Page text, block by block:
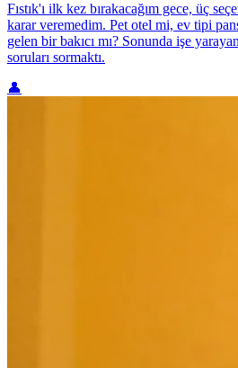
Fıstık'ı ilk kez bırakacağım gece, üç
karar veremedim. Pet otel mi, ev tipi
gelen bir bakıcı mı? Sonunda işe
soruları sormaktı.
👤